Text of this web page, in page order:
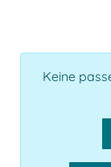
Keine